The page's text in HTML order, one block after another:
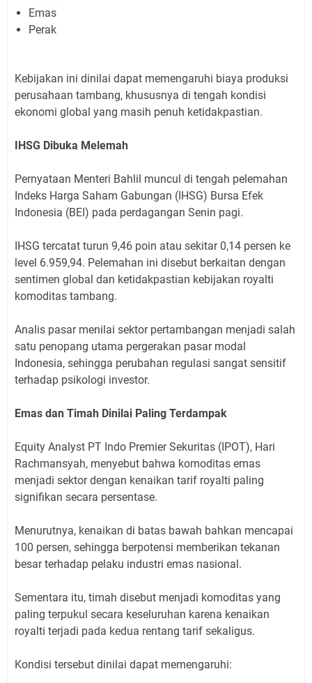
Emas
Perak
Kebijakan ini dinilai dapat memengaruhi biaya produksi
perusahaan tambang, khususnya di tengah kondisi
ekonomi global yang masih penuh ketidakpastian.
IHSG Dibuka Melemah
Pernyataan Menteri Bahlil muncul di tengah pelemahan
Indeks Harga Saham Gabungan (IHSG) Bursa Efek
Indonesia (BEI) pada perdagangan Senin pagi.
IHSG tercatat turun 9,46 poin atau sekitar 0,14 persen ke
level 6.959,94. Pelemahan ini disebut berkaitan dengan
sentimen global dan ketidakpastian kebijakan royalti
komoditas tambang.
Analis pasar menilai sektor pertambangan menjadi salah
satu penopang utama pergerakan pasar modal
Indonesia, sehingga perubahan regulasi sangat sensitif
terhadap psikologi investor.
Emas dan Timah Dinilai Paling Terdampak
Equity Analyst PT Indo Premier Sekuritas (IPOT), Hari
Rachmansyah, menyebut bahwa komoditas emas
menjadi sektor dengan kenaikan tarif royalti paling
signifikan secara persentase.
Menurutnya, kenaikan di batas bawah bahkan mencapai
100 persen, sehingga berpotensi memberikan tekanan
besar terhadap pelaku industri emas nasional.
Sementara itu, timah disebut menjadi komoditas yang
paling terpukul secara keseluruhan karena kenaikan
royalti terjadi pada kedua rentang tarif sekaligus.
Kondisi tersebut dinilai dapat memengaruhi: